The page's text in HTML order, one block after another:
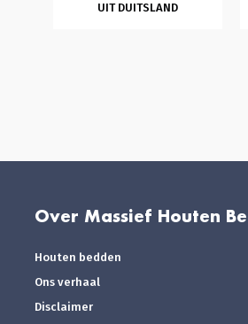
UIT DUITSLAND
Over Massief Houten
Houten bedden
Ons verhaal
Disclaimer